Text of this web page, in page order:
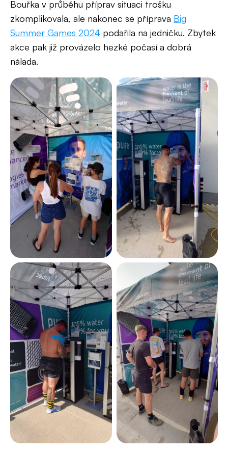
Bouřka v průběhu příprav situaci trošku
zkomplikovala, ale nakonec se příprava Big
Summer Games 2024 podařila na jedničku. Zbytek
akce pak již provázelo hezké počasí a dobrá
nálada.